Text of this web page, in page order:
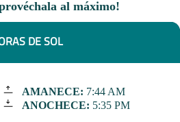
al máximo!
DE SOL
AMANECE: 7:44 AM
ANOCHECE: 5:35 PM